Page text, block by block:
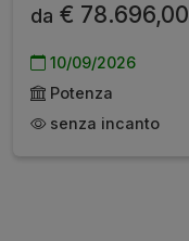
da € 78.696,00
10/09/2026
Potenza
senza incanto